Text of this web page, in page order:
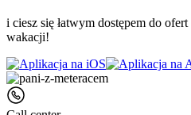
i ciesz się łatwym dostępem do
wakacji!